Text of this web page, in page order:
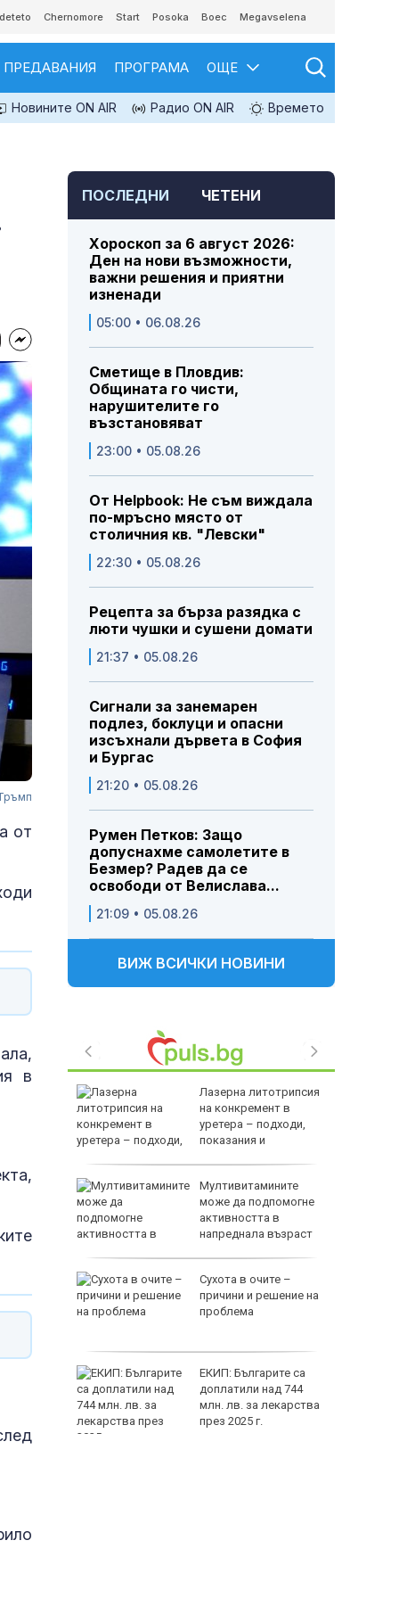
Chernomore Start Posoka Boec Megavselena
ПРЕДАВАНИЯ ПРОГРАМА ОЩЕ
Новините ON AIR Радио ON AIR Времето
от
в
ПОСЛЕДНИ ЧЕТЕНИ
Хороскоп за 6 август 2026:
Ден на нови възможности,
важни решения и приятни
изненади
05:00 • 06.08.26
Сметище в Пловдив:
Общината го чисти,
нарушителите го
възстановяват
23:00 • 05.08.26
От Helpbook: Не съм виждала
по-мръсно място от
столичния кв. "Левски"
22:30 • 05.08.26
Рецепта за бърза разядка с
люти чушки и сушени домати
21:37 • 05.08.26
Сигнали за занемарен
подлез, боклуци и опасни
изсъхнали дървета в София
и Бургас
21:20 • 05.08.26
Румен Петков: Защо
допуснахме самолетите в
Безмер? Радев да се
освободи от Велислава...
21:09 • 05.08.26
ВИЖ ВСИЧКИ НОВИНИ
Лазерна литотрипсия
на конкремент в
уретера – подходи,
показания и
Мултивитамините
може да подпомогне
активността в
напреднала възраст
Сухота в очите –
причини и решение на
проблема
ЕКИП: Българите са
доплатили над 744
млн. лв. за лекарства
през 2025 г.